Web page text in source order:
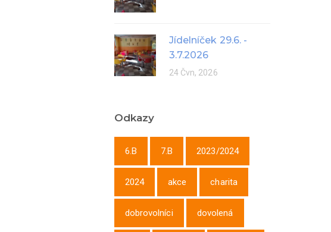
Jídelníček 29.6. -
3.7.2026
24 Čvn, 2026
Odkazy
6.B 7.B 2023/2024
2024 akce charita
dobrovolníci dovolená